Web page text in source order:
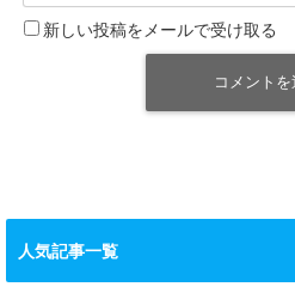
新しい投稿をメールで受け取る
人気記事一覧